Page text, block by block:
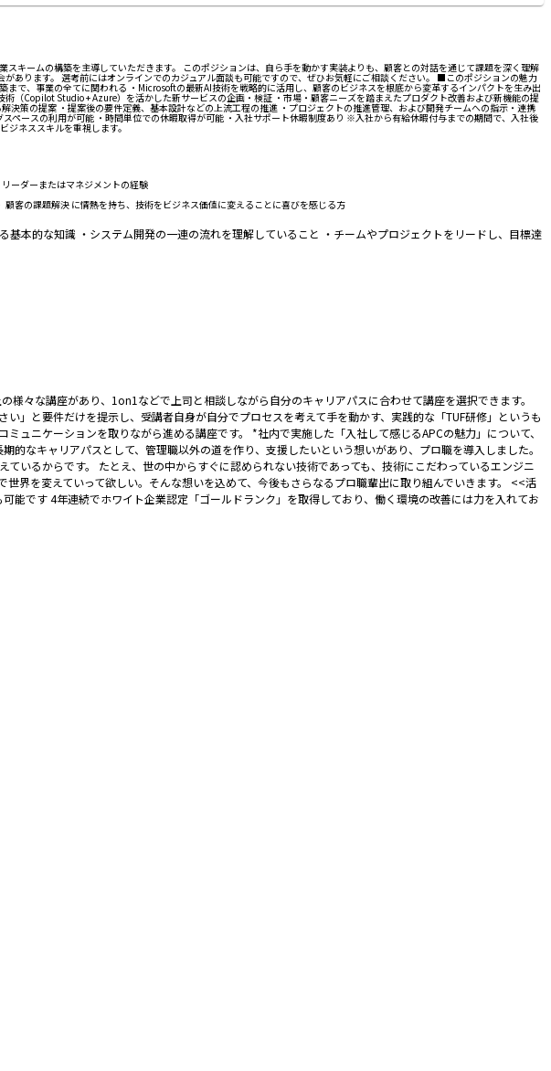
ームの構築を主導していただきます。 このポジションは、自ら手を動かす実装よりも、顧客との対話を通じて課題を深く理解
あります。 選考前にはオンラインでのカジュアル面談も可能ですので、ぜひお気軽にご相談ください。 ■このポジションの魅力
で、事業の全てに関われる ・Microsoftの最新AI技術を戦略的に活用し、顧客のビジネスを根底から変革するインパクトを生み出
Copilot Studio + Azure）を活かした新サービスの企画・検証 ・市場・顧客ニーズを踏まえたプロダクト改善および新機能の提
策の提案 ・提案後の要件定義、基本設計などの上流工程の推進 ・プロジェクトの推進管理、および開発チームへの指示・連携
ースの利用が可能 ・時間単位での休暇取得が可能 ・入社サポート休暇制度あり ※入社から有給休暇付与までの期間で、入社後
ネススキルを重視します。
ーダーまたはマネジメントの経験
客の課題解決 に情熱を持ち、技術をビジネス価値に変えることに喜びを感じる方
本的な知識 ・システム開発の一連の流れを理解していること ・チームやプロジェクトをリードし、目標達
々な講座があり、1on1などで上司と相談しながら自分のキャリアパスに合わせて講座を選択できます。
」と要件だけを提示し、受講者自身が自分でプロセスを考えて手を動かす、実践的な「TUF研修」というも
ュニケーションを取りながら進める講座です。 *社内で実施した「入社して感じるAPCの魅力」について、
なキャリアパスとして、管理職以外の道を作り、支援したいという想いがあり、プロ職を導入しました。
いるからです。 たとえ、世の中からすぐに認められない技術であっても、技術にこだわっているエンジニ
界を変えていって欲しい。そんな想いを込めて、今後もさらなるプロ職輩出に取り組んでいきます。 <<活
です 4年連続でホワイト企業認定「ゴールドランク」を取得しており、働く環境の改善には力を入れてお